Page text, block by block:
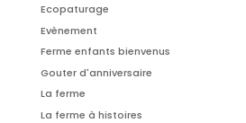
Ecopaturage
Evènement
Ferme enfants bienvenus
Gouter d'anniversaire
La ferme
La ferme à histoires